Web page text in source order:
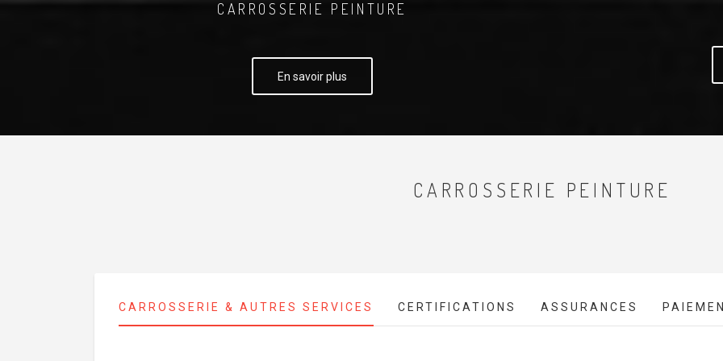
CARROSSERIE PEINTURE
En savoir plus
CARROSSERIE PEINTURE
CARROSSERIE & AUTRES SERVICES CERTIFICATIONS ASSURANCES